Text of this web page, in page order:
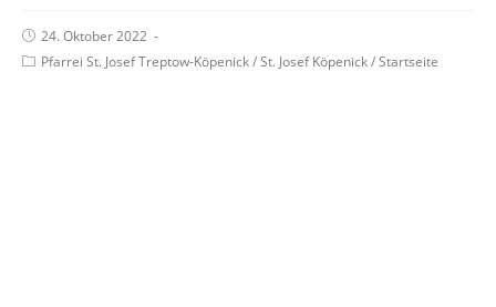
24. Oktober 2022
Pfarrei St. Josef Treptow-Köpenick/St. Josef Köpenick/Startseite